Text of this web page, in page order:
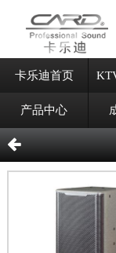
卡乐迪首页
产品中心